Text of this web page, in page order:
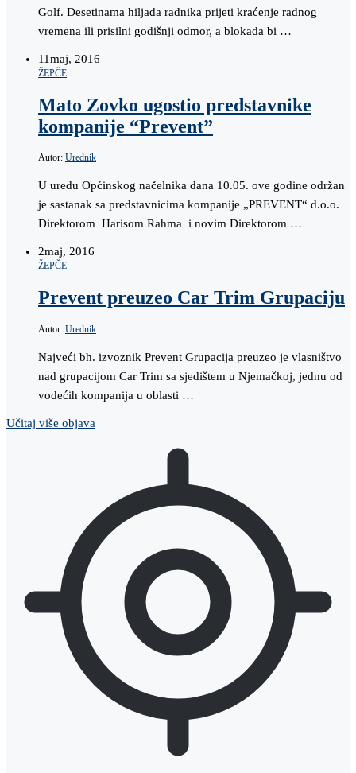
Golf. Desetinama hiljada radnika prijeti kraćenje radnog
vremena ili prisilni godišnji odmor, a blokada bi …
11maj, 2016
ŽEPČE
Mato Zovko ugostio predstavnike
kompanije “Prevent”
Autor: Urednik
U uredu Općinskog načelnika dana 10.05. ove godine održan
je sastanak sa predstavnicima kompanije „PREVENT“ d.o.o.
Direktorom Harisom Rahma i novim Direktorom …
2maj, 2016
ŽEPČE
Prevent preuzeo Car Trim Grupaciju
Autor: Urednik
Najveći bh. izvoznik Prevent Grupacija preuzeo je vlasništvo
nad grupacijom Car Trim sa sjedištem u Njemačkoj, jednu od
vodećih kompanija u oblasti …
Učitaj više objava